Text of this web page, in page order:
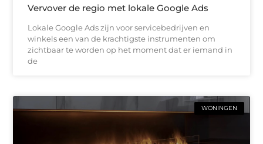
Vervover de regio met lokale Google Ads
Lokale Google Ads zijn voor servicebedrijven en
winkels een van de krachtigste instrumenten om
zichtbaar te worden op het moment dat er iemand in
de
WONINGEN